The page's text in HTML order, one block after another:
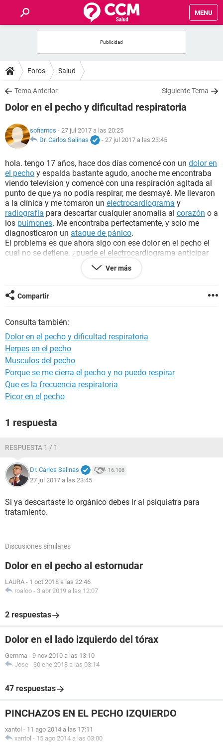
MENU
FOROS
SALUD
NUTRICIÓN
BIENESTAR
SEXUALIDAD
GLOSARIO
Foros Salud
Tema Anterior Siguiente Tema
Dolor en el pecho y dificultad respiratoria
sofiamcs - 27 jul 2017 a las 20:25
Dr. Carlos Salinas
- 27 jul 2017 a las 23:45
hola. tengo 17 años, hace dos días comencé con un dolor en
el pecho y espalda bastante agudo, anoche me encontraba
viendo television y comencé con una respiración agitada al
punto de que ya no podía respirar, me desmayé. Me llevaron
a la clínica y me tomaron un electrocardiograma y
radiografía para descartar cualquier anomalía al corazón o a
los pulmones. Me encontraba perfectamente, y solo me
diagnosticaron un ataque de pánico.
El problema es que ahora sigo con ese dolor en el pecho el
cual no se detiene. ¿puede el electrocardiograma anticipar
un ataque al corazon o miocardio con anticipación de varios
días? es posible que me de algo si el electrocardiograma
estoy asustada
Ver más
Compartir
Consulta también:
Dolor en el pecho y dificultad respiratoria
Herpes en el pecho
Musculos del pecho
Porque se me cierra el pecho y no puedo respirar
Que es la frecuencia respiratoria
Picor en el pecho
1 respuesta
RESPUESTA 1 / 1
Dr. Carlos Salinas 16.108
27 jul 2017 a las 23:45
Si ya descartaste lo orgánico debes ir al psiquiatra para
tratamiento.
Discusiones similares
Dolor en el pecho al estornudar
LAURA - 1 oct 2018 a las 22:46
roaloo - 3 abr 2019 a las 12:07
2 respuestas
Dolor en el lado izquierdo del tórax
Gemma - 9 nov 2010 a las 13:10
Jose - 30 ene 2018 a las 03:14
47 respuestas
PINCHAZOS EN EL PECHO IZQUIERDO
xantol - 11 ago 2014 a las 17:11
xantol - 15 ago 2014 a las 03:00